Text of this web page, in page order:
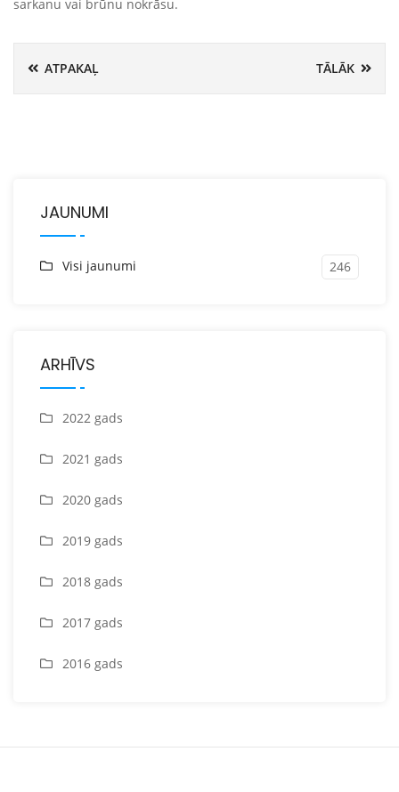
sarkanu vai brūnu nokrāsu.
ATPAKAĻ TĀLĀK
JAUNUMI
Visi jaunumi 246
ARHĪVS
2022 gads
2021 gads
2020 gads
2019 gads
2018 gads
2017 gads
2016 gads